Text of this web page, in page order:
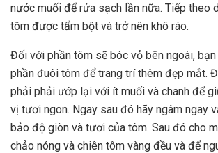
nước muối để rửa sạch lần nữa. Tiếp theo
tôm được tẩm bột và trở nên khô ráo.
Đối với phần tôm sẽ bóc vỏ bên ngoài,
phần đuôi tôm để trang trí thêm đẹp mắt.
phải phải ướp lại với ít muối và chanh để
vị tươi ngon. Ngay sau đó hãy ngâm ngay
bảo độ giòn và tươi của tôm. Sau đó cho
chảo nóng và chiên tôm vàng đều và để